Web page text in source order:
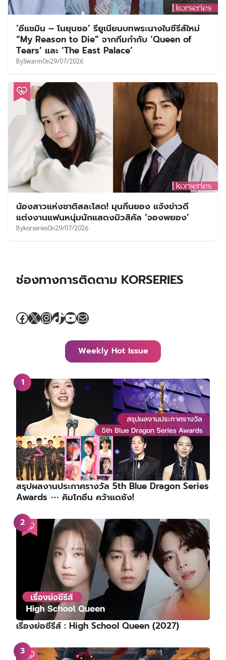
‘อีแชมิน – โนยุนซอ’ รียูเนียนบทพระนางในซีรีส์ใหม่
“My Reason to Die” จากทีมกำกับ ‘Queen of
Tears’ และ ‘The East Palace’
BySwarmOn29/07/2026
น้องสาวแห่งชาติสละโสด! มุนกึนยอง แจ้งข่าวดี
แต่งงานแฟนหนุ่มนักแสดงมิวสิคัล ‘จองพยอง’
BykorseriesOn29/07/2026
ช่องทางการติดตาม KORSERIES
Facebook
X Instagram
TikTok
YouTube
Mail
Weekly Hot Issue
สรุปผลงานประกาศรางวัล 5th Blue Dragon Series
Awards ⋯ คิมโกอึน คว้าแดซัง!
เรื่องย่อซีรีส์ : High School Queen (2027)